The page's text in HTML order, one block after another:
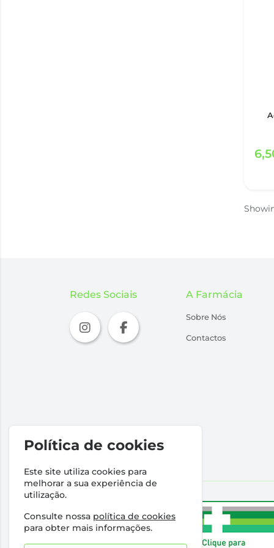
Redes Sociais A Farmácia
Sobre Nós
Contactos
Política de cookies
Este site utiliza cookies para
melhorar a sua experiência de
utilização.
Consulte nossa política de cookies
para obter mais informações.